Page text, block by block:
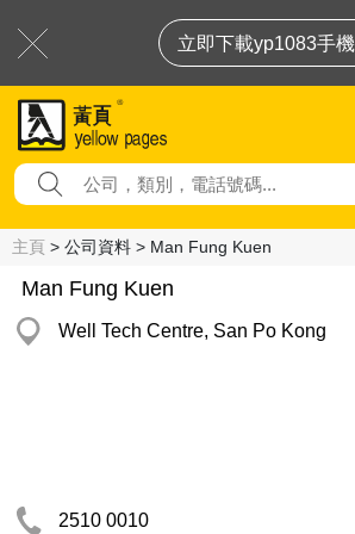
立即下載yp1083手
主頁 > 公司資料 > Man Fung Kuen
Man Fung Kuen
Well Tech Centre, San Po Kong
2510 0010